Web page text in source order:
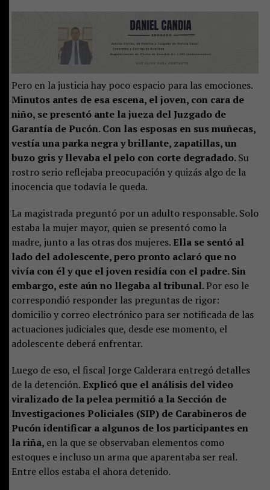
Pero en la justicia hay poco espacio para las emociones.
Minutos antes de esa escena, el joven, con cara de
niño, se presentó ante la jueza del Juzgado de
Garantía de Pucón. Con las esposas en sus muñecas,
vestía una parka negra y brillante, zapatillas, un
buzo gris y llevaba el pelo con corte degradado.Su
rostro serio reflejaba preocupación y quizás algo de la
inocencia que todavía le queda.
La magistrada preguntó por un adulto responsable. Solo
estaba la mujer mayor, quien se presentó como la
madre, junto a las otras dos mujeres. Ella se sentó al
lado del adolescente, pero pronto aclaró que no
vivía con él y que el joven residía con el padre. Sin
embargo, este aún no llegaba al tribunal.Por eso le
correspondió responder las preguntas de rigor:
domicilio y correo electrónico para ser notificada de las
actuaciones judiciales que, desde ese momento, el
adolescente deberá enfrentar.
Luego de eso, el fiscal Jorge Calderara entregó detalles
de la detención. Explicó que el análisis del video
viralizado de la pelea permitió a la Sección de
Investigaciones Policiales (SIP) de Carabineros de
Pucón identificar a algunos de los participantes en
la riña, en la que se observaban elementos como
estoques e incluso un arma que aparentaba ser real.
Entre ellos estaba el ahora detenido.